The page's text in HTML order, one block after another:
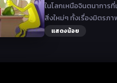
ในโลกเหนือจินตนาการ
สิ่งใหม่ๆ ทั้งเรื่องมิตรภ
แสดงน้อย